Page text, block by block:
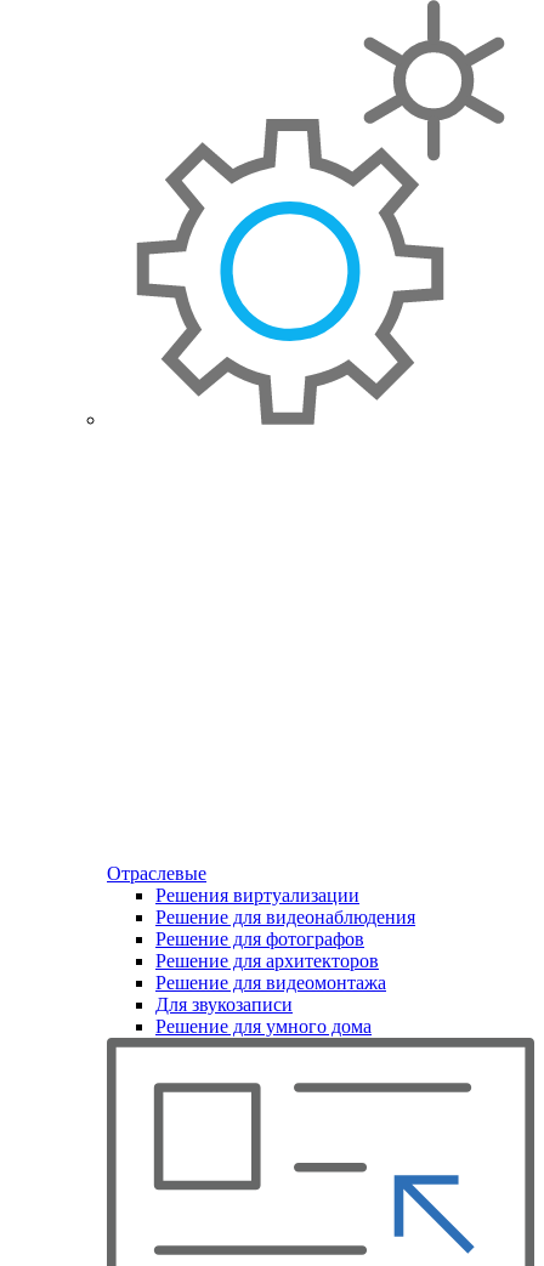
Отраслевые
Решения виртуализации
Решение для видеонаблюдения
Решение для фотографов
Решение для архитекторов
Решение для видеомонтажа
Для звукозаписи
Решение для умного дома